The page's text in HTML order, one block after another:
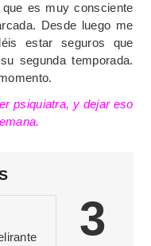
que es muy consciente
Desde luego me
estar seguros que
segunda temporada.
psiquiatra, y dejar eso
3